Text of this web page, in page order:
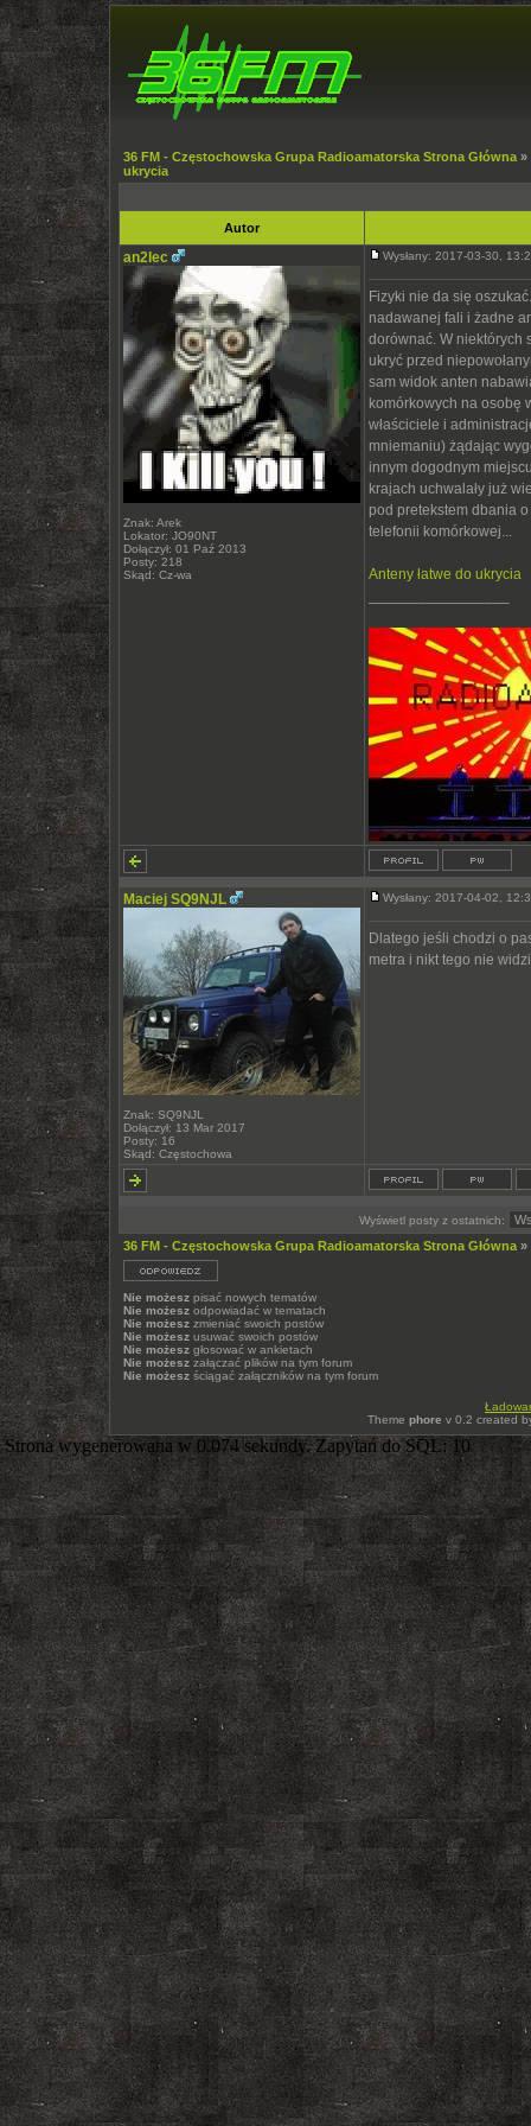
36 FM - Częstochowska Grupa Radioamatorska Strona Główna »
ukrycia
Autor
an2lec
Znak: Arek
Lokator: JO90NT
Dołączył: 01 Paź 2013
Posty: 218
Skąd: Cz-wa
Wysłany: 2017-03-30,
Fizyki nie da się
nadawanej fali i żadne
dorównać. W niektórych
ukryć przed
sam widok anten
komórkowych na osobę
właściciele i
mniemaniu) żądając
innym dogodnym
krajach uchwalały już
pod pretekstem dbania
telefonii komórkowej...
Anteny łatwe do ukrycia
Maciej SQ9NJL
Znak: SQ9NJL
Dołączył: 13 Mar 2017
Posty: 16
Skąd: Częstochowa
Wysłany: 2017-04-02,
Dlatego jeśli chodzi o
metra i nikt tego nie
Wyświetl posty z ostatnich:
36 FM - Częstochowska Grupa Radioamatorska Strona Główna »
Nie możesz pisać nowych tematów
Nie możesz odpowiadać w tematach
Nie możesz zmieniać swoich postów
Nie możesz usuwać swoich postów
Nie możesz głosować w ankietach
Nie możesz załączać plików na tym forum
Nie możesz ściągać załączników na tym forum
Theme phore v 0.2 created
Strona wygenerowana w 0.074 sekundy. Zapytań do SQL: 10